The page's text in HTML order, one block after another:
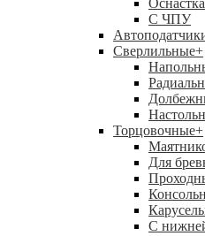
Оснастка
С ЧПУ
Сверлильные+
Торцовочные+
Для
С